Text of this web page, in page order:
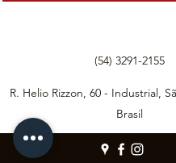
(54) 3291-2155
R. Helio Rizzon, 60 - Industrial,
Brasil